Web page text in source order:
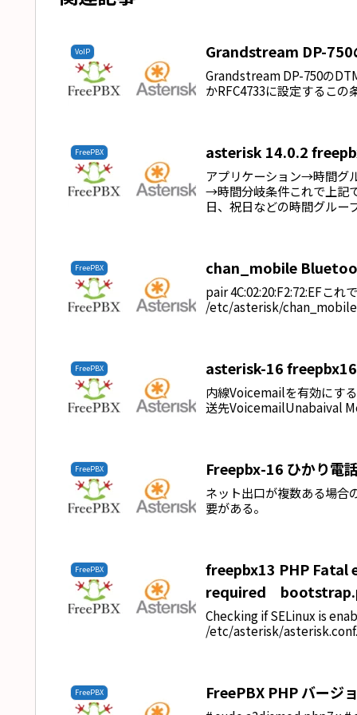
VoIP Grandstream DP-750
Grandstream DP-750の
かRFC4733に設定するこ
FreePBX asterisk 14.0.2
アプリケーション→時間グ
→時間分岐条件これで上記
日、祝日などの時間グルー
FreePBX chan_mobile
pair 4C:02:20:F2:72:EFこ
/etc/asterisk/
FreePBX asterisk-16
内線Voicemailを有効にす
送先VoicemailUnabaival
FreePBX Freepbx-16 ひかり
ネット出口が複数ある場合
要がある。
FreePBX
freepbx13 PHP
required
Checking if SELinux is
/etc/asterisk/
FreePBX FreePBX PHP バージ